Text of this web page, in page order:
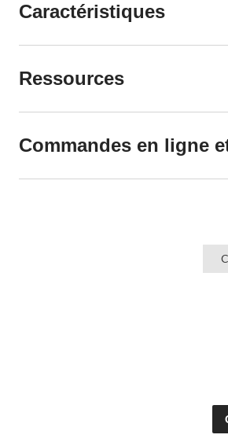
Caractéristiques
Ressources
Commandes en ligne